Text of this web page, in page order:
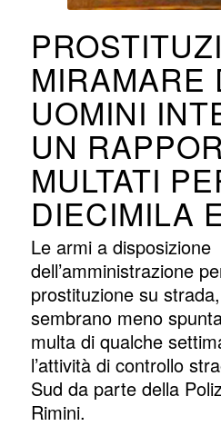
MIRAMARE
UOMINI
UN
MULTATI
DIECIMILA
Le armi a disposizione
dell’amministrazione
prostituzione su
sembrano meno
multa di qualche
l’attività di controllo
Sud da parte della
Rimini.